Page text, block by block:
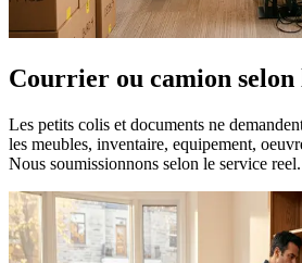
Courrier ou camion
Les petits colis et documents ne
les meubles, inventaire, equipement,
Nous soumissionnons selon le service reel.